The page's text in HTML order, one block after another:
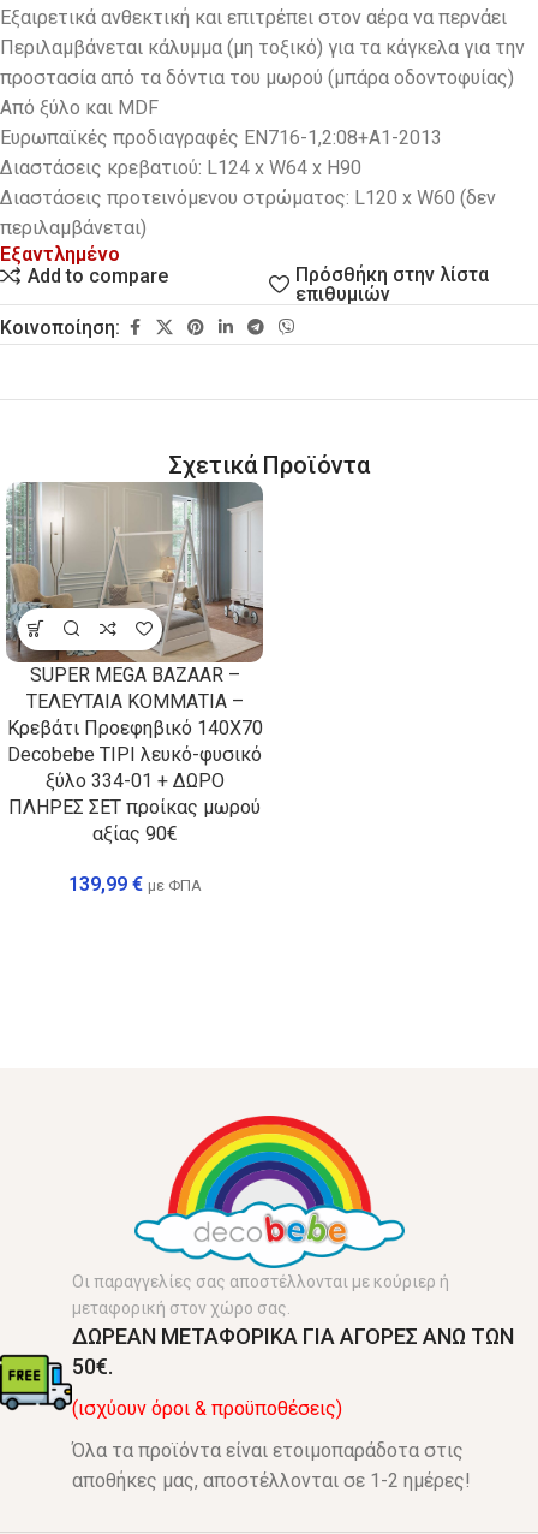
Εξαιρετικά ανθεκτική και επιτρέπει στον αέρα να περνάει
Περιλαμβάνεται κάλυμμα (μη τοξικό) για τα κάγκελα για την
προστασία από τα δόντια του μωρού (μπάρα οδοντοφυίας)
Από ξύλο και MDF
Ευρωπαϊκές προδιαγραφές EN716-1,2:08+A1-2013
Διαστάσεις κρεβατιού: L124 x W64 x H90
Διαστάσεις προτεινόμενου στρώματος: L120 x W60 (δεν
περιλαμβάνεται)
Εξαντλημένο
Add to compare
Πρόσθήκη στην λίστα
επιθυμιών
Κοινοποίηση:
Σχετικά Προϊόντα
SUPER MEGA BAZAAR –
ΤΕΛΕΥΤΑΙΑ ΚΟΜΜΑΤΙΑ –
Κρεβάτι Προεφηβικό 140Χ70
Decobebe TIPI λευκό-φυσικό
ξύλο 334-01 + ΔΩΡΟ
ΠΛΗΡΕΣ ΣΕΤ προίκας μωρού
αξίας 90€
139,99 € με ΦΠΑ
Οι παραγγελίες σας αποστέλλονται με κούριερ ή
μεταφορική στον χώρο σας.
ΔΩΡΕΑΝ ΜΕΤΑΦΟΡΙΚΑ ΓΙΑ ΑΓΟΡΕΣ ΑΝΩ ΤΩΝ
50€.
(ισχύουν όροι & προϋποθέσεις)
Όλα τα προϊόντα είναι ετοιμοπαράδοτα στις
αποθήκες μας, αποστέλλονται σε 1-2 ημέρες!